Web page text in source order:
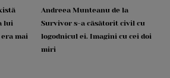
lui
mai
Andreea Munteanu de la
Survivor s-a căsătorit civil cu
logodnicul ei. Imagini cu cei doi
miri